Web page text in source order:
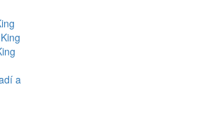
a